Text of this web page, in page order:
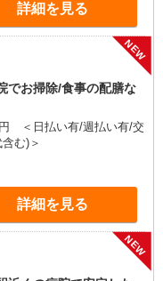
詳細を見る
NEW
お掃除/食事の配膳な
＜日払い有/週払い有/交
む)＞
詳細を見る
NEW